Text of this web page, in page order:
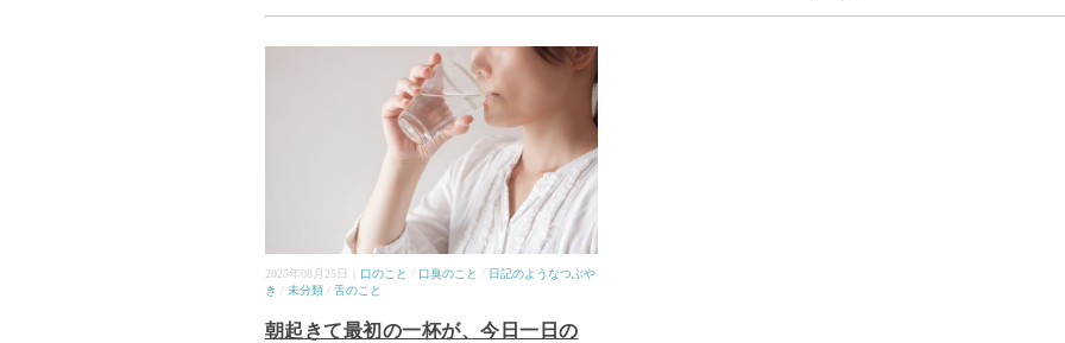
2025年08月25日｜ 口のこと / 口臭のこと / 日記のようなつぶや
き / 未分類/ 舌のこと
朝起きて最初の一杯が、今日一日の